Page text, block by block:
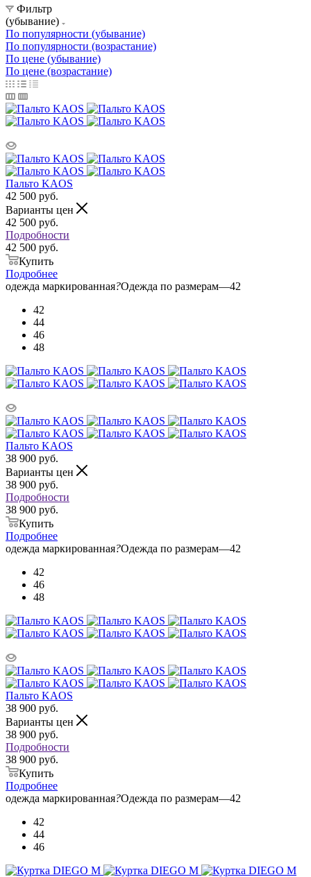
Фильтр
(убывание)
По популярности (убывание)
По популярности (возрастание)
По цене (убывание)
По цене (возрастание)
Пальто KAOS
42 500 руб.
Варианты цен
42 500 руб.
Подробности
42 500 руб.
Купить
Подробнее
одежда маркированная?Одежда по размерам—42
42
44
46
48
Пальто KAOS
38 900 руб.
Варианты цен
38 900 руб.
Подробности
38 900 руб.
Купить
Подробнее
одежда маркированная?Одежда по размерам—42
42
46
48
Пальто KAOS
38 900 руб.
Варианты цен
38 900 руб.
Подробности
38 900 руб.
Купить
Подробнее
одежда маркированная?Одежда по размерам—42
42
44
46